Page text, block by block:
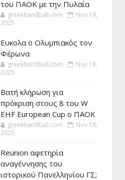
του ΠΑΟΚ με την Πυλαία
greekhandball.com
Nov 19,
2025
Ευκολα ο Ολυμπιακός τον
Φέρωνα
greekhandball.com
Nov 18,
2025
Βατή κλήρωση για
πρόκριση στους 8 του W
EHF European Cup ο ΠΑΟΚ
greekhandball.com
Nov 18,
2025
Reunion αφετηρία
αναγέννησης του
ιστορικού Πανελληνίου ΓΣ;